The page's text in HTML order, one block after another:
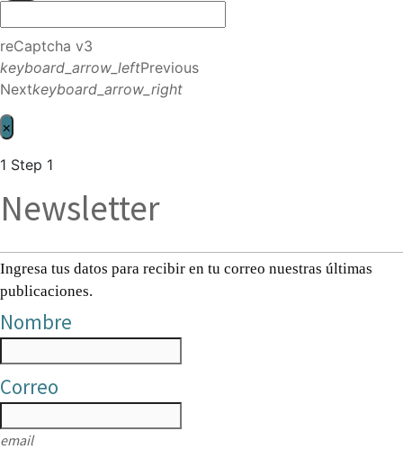
reCaptcha v3
keyboard_arrow_leftPrevious
Nextkeyboard_arrow_right
×
1 Step 1
Newsletter
Ingresa tus datos para recibir en tu correo nuestras últimas
publicaciones.
Nombre
Correo
email